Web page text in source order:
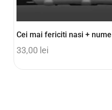
Cei mai fericiti nasi + nume
33,00 lei
Adaugă în coș